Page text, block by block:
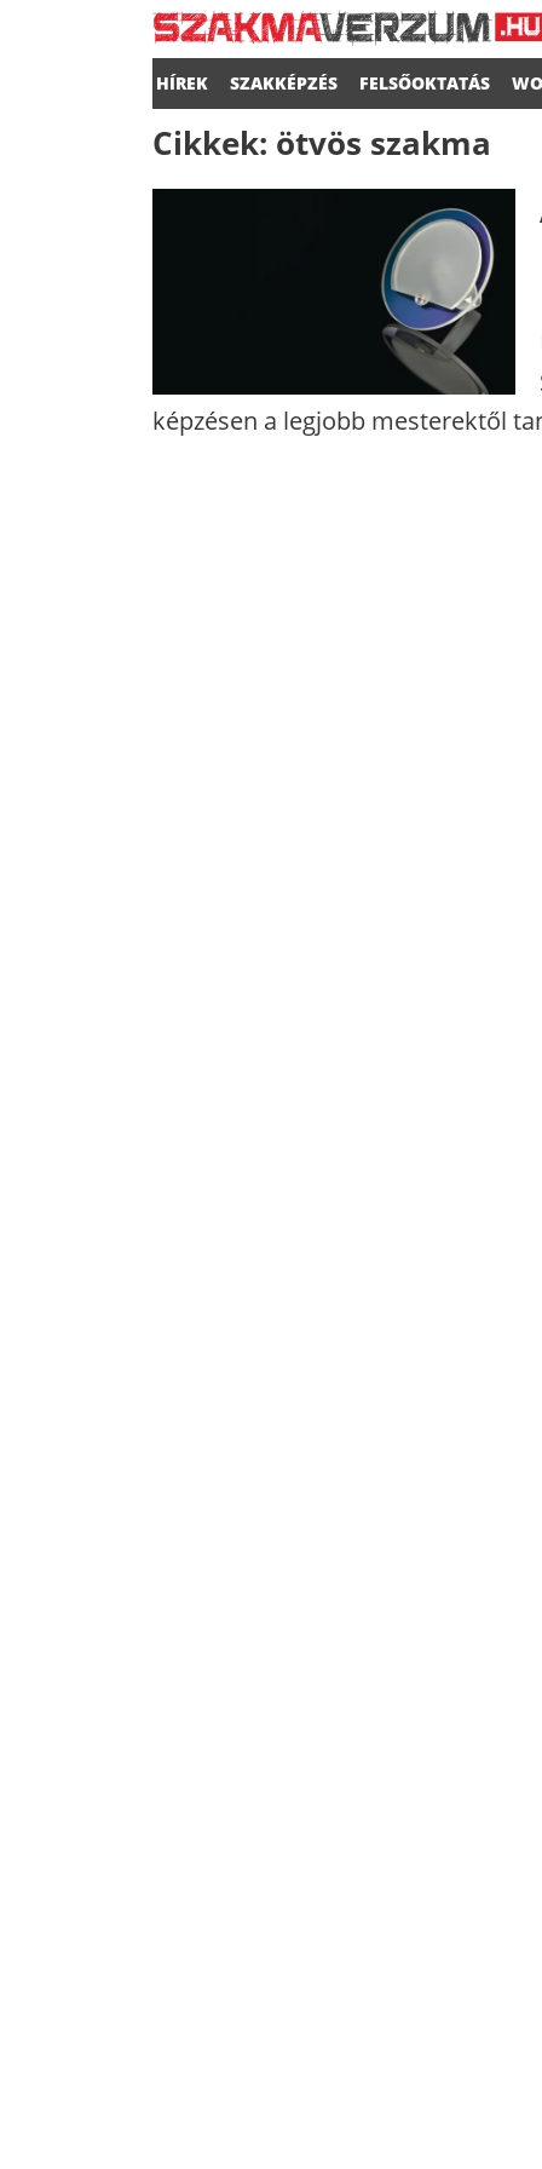
HÍREK SZAKKÉPZÉS FELSŐOKTATÁS
Cikkek: ötvös szakma
képzésen a legjobb mesterektől